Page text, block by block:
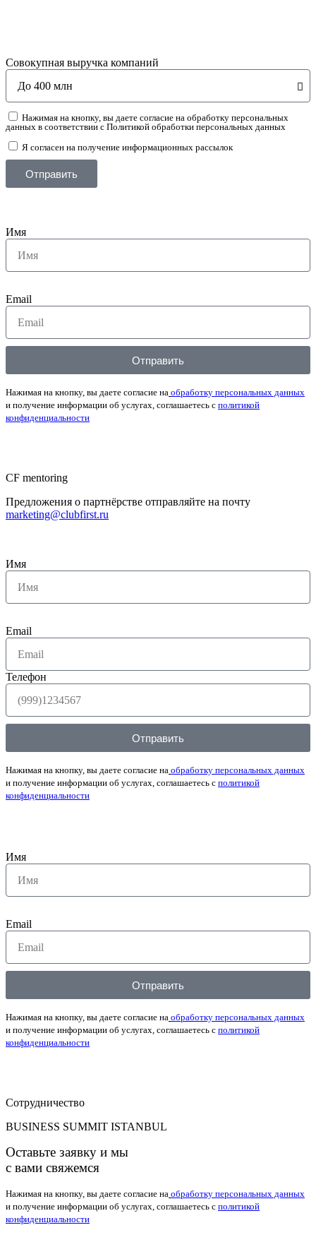
Совокупная выручка компаний
Нажимая на кнопку, вы даете согласие на обработку персональных
данных в соответствии с Политикой обработки персональных данных
Я согласен на получение информационных рассылок
Отправить
Имя
Email
Отправить
Нажимая на кнопку, вы даете согласие на обработку персональных данных
и получение информации об услугах, соглашаетесь с политикой
конфиденциальности
CF mentoring
Предложения о партнёрстве отправляйте на почту
marketing@clubfirst.ru
Имя
Email
Телефон
Отправить
Нажимая на кнопку, вы даете согласие на обработку персональных данных
и получение информации об услугах, соглашаетесь с политикой
конфиденциальности
Имя
Email
Отправить
Нажимая на кнопку, вы даете согласие на обработку персональных данных
и получение информации об услугах, соглашаетесь с политикой
конфиденциальности
Сотрудничество
BUSINESS SUMMIT ISTANBUL
Оставьте заявку и мы
с вами свяжемся
Нажимая на кнопку, вы даете согласие на обработку персональных данных
и получение информации об услугах, соглашаетесь с политикой
конфиденциальности